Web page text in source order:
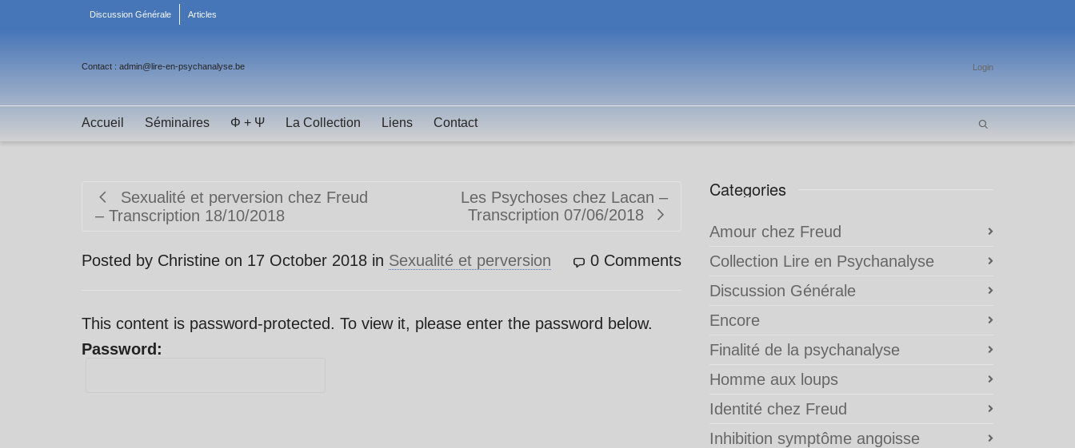
Discussion Générale Articles
Contact : admin@lire-en-psychanalyse.be Login
Accueil Séminaires Φ + Ψ La Collection Liens Contact
Sexualité et perversion chez Freud
– Transcription 18/10/2018
Les Psychoses chez Lacan –
Transcription 07/06/2018
Posted by Christine on 17 October 2018 in Sexualité et perversion 0 Comments
This content is password-protected. To view it, please enter the password below.
Password:
Categories
Amour chez Freud
Collection Lire en Psychanalyse
Discussion Générale
Encore
Finalité de la psychanalyse
Homme aux loups
Identité chez Freud
Inhibition symptôme angoisse